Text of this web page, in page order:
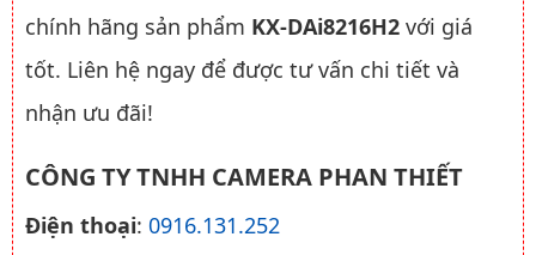
chính hãng sản phẩm KX-DAi8216H2 với giá
tốt. Liên hệ ngay để được tư vấn chi tiết và
nhận ưu đãi!
CÔNG TY TNHH CAMERA PHAN THIẾT
Điện thoại: 0916.131.252